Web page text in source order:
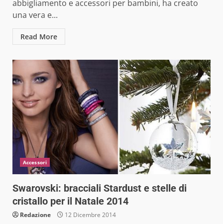
abbigliamento e accessori per bambini, ha creato
una vera e...
Read More
Accessori
Swarovski: bracciali Stardust e stelle di
cristallo per il Natale 2014
Redazione 12 Dicembre 2014